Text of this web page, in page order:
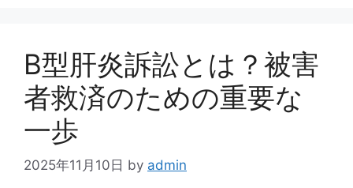
B型肝炎訴訟とは？被害
者救済のための重要な
一歩
2025年11月10日 by admin